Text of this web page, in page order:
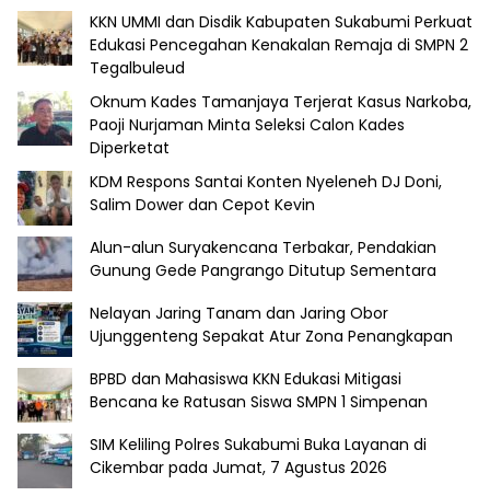
KKN UMMI dan Disdik Kabupaten Sukabumi Perkuat
Edukasi Pencegahan Kenakalan Remaja di SMPN 2
Tegalbuleud
Oknum Kades Tamanjaya Terjerat Kasus Narkoba,
Paoji Nurjaman Minta Seleksi Calon Kades
Diperketat
KDM Respons Santai Konten Nyeleneh DJ Doni,
Salim Dower dan Cepot Kevin
Alun-alun Suryakencana Terbakar, Pendakian
Gunung Gede Pangrango Ditutup Sementara
Nelayan Jaring Tanam dan Jaring Obor
Ujunggenteng Sepakat Atur Zona Penangkapan
BPBD dan Mahasiswa KKN Edukasi Mitigasi
Bencana ke Ratusan Siswa SMPN 1 Simpenan
SIM Keliling Polres Sukabumi Buka Layanan di
Cikembar pada Jumat, 7 Agustus 2026